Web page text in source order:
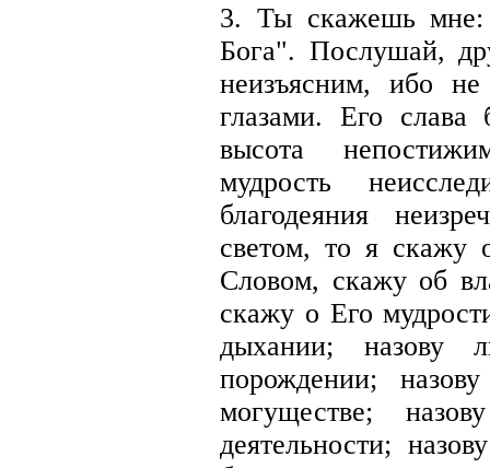
3. Ты скажешь
Бога". Послушай,
неизъясним, ибо
глазами. Его слава
высота
мудрость
благодеяния
светом, то я скажу
Словом, скажу об
скажу о Его
дыхании; назову
порождении;
могуществе;
деятельности;